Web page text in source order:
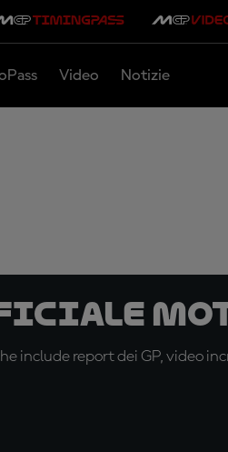
Video Notizie
include report dei GP, video